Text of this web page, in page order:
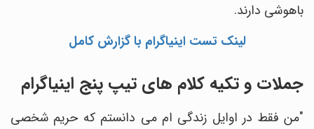
باهوشی دارند.
لینک تست اینیاگرام با گزارش کامل
جملات و تکیه کلام های تیپ پنج اینیاگرام
"من فقط در اوایل زندگی ام می دانستم که حریم شخصی